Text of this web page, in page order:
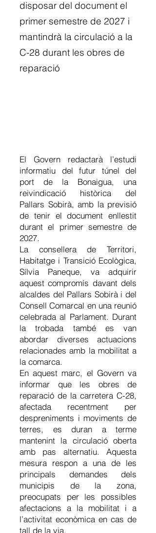
disposar del document el
primer semestre de 2027 i
mantindrà la circulació a la
C-28 durant les obres de
reparació
El Govern redactarà l’estudi
informatiu del futur túnel del
port de la Bonaigua, una
reivindicació històrica del
Pallars Sobirà, amb la previsió
de tenir el document enllestit
durant el primer semestre de
2027.
La consellera de Territori,
Habitatge i Transició Ecològica,
Sílvia Paneque, va adquirir
aquest compromís davant dels
alcaldes del Pallars Sobirà i del
Consell Comarcal en una reunió
celebrada al Parlament. Durant
la trobada també es van
abordar diverses actuacions
relacionades amb la mobilitat a
la comarca.
En aquest marc, el Govern va
informar que les obres de
reparació de la carretera C-28,
afectada recentment per
despreniments i moviments de
terres, es duran a terme
mantenint la circulació oberta
amb pas alternatiu. Aquesta
mesura respon a una de les
principals demandes dels
municipis de la zona,
preocupats per les possibles
afectacions a la mobilitat i a
l’activitat econòmica en cas de
tall de la via.